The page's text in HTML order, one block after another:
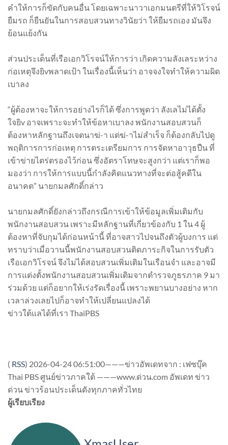
คำให้การก็ขัดกับคนอื่น โดยเฉพาะนาวาเอกมนตรีที่ให้วิโรจน์
ยืมรถ ก็ยืนยันในการสอบสวนทางวินัยว่า ให้ยืมรถเอง มันจึง
ย้อนแย้งกัน
ส่วนประเด็นที่เรือเอกวิโรจน์ให้การว่า เกิดความลังเลระหว่าง
ก่อเหตุจึงยิvพลาดเป้า ในเรื่องนี้เห็นว่า อาจจงใจทำให้ความผิด
เบาลง
“ผู้ต้องหาจะให้การอย่างไรก็ได้ ซึ่งการพูดว่า ลังเลไม่ได้ตั้ง
ใจยิv อาจเพราะจะทำให้ข้อหาเบาลง พนักงานสอบสวนก็
ต้องหาหลักฐานถึงเจตนาฆ่-า แต่ฆ่-าไม่สำเร็จ ก็ต้องกลับไปดู
พฤติการการก่อเหตุ การตระเตรียมการ การจัดหาอาวุธปืน ที่
เข้าข่ายไตร่ตรองไว้ก่อน ซึ่งอัตราโทษจะสูงกว่า แต่เราก็พอ
มองว่า การให้การแบบนี้กำลังคิดแนวทางที่จะต่อสู้คดีใน
อนาคต” นายกมลศักดิ์กล่าว
นายกมลศักดิ์ยังกล่าวถึงกรณีการเข้าให้ข้อมูลเพิ่มเติมกับ
พนักงานสอบสวน เพราะมีหลักฐานที่เกี่ยวข้องกับ 1 ใน 4 ผู้
ต้องหาที่จับกุมได้ก่อนหน้านี้ ที่อาจสาวไปจนถึงตัวผู้บงการ แต่
ทราบว่าเมื่อวานนี้พนักงานสอบสวนติดภาระกิจในการรับตัว
เรือเอกวิโรจน์ จึงไม่ได้สอบสวนเพิ่มเติมในเรือนจำ และอาจมี
การแต่งตั้งพนักงานสอบสวนเพิ่มเติมจากตำรวจภูธรภาค 9 มา
ร่วมด้วย แต่ก็อยากให้เร่งรัดเรื่องนี้ เพราะพยานบางอย่าง หาก
เวลาล่วงเลยไปก็อาจทำให้เปลี่ยนแปลงได้
ข่าวใต้แลได้ที่เรา ThaiPBS
( RSS) 2026-04-24 06:51:00———ข่าวอัพเดทจาก : เฟซบุ๊ค
Thai PBS ศูนย์ข่าวภาคใต้ ———www.ด่วน.com อัพเดท ข่าว
ด่วน ข่าวร้อนประเด็นดังทุกภาคทั่วไทย
ผู้เรียบเรียง